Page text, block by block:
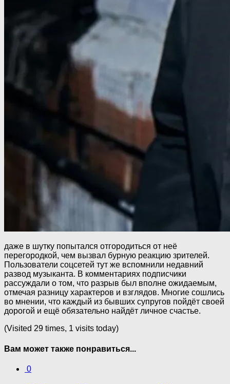
даже в шутку попытался отгородиться от неё
перегородкой, чем вызвал бурную реакцию зрителей.
Пользователи соцсетей тут же вспомнили недавний
развод музыканта. В комментариях подписчики
рассуждали о том, что разрыв был вполне ожидаемым,
отмечая разницу характеров и взглядов. Многие сошлись
во мнении, что каждый из бывших супругов пойдёт своей
дорогой и ещё обязательно найдёт личное счастье.
(Visited 29 times, 1 visits today)
Вам может также понравиться...
0